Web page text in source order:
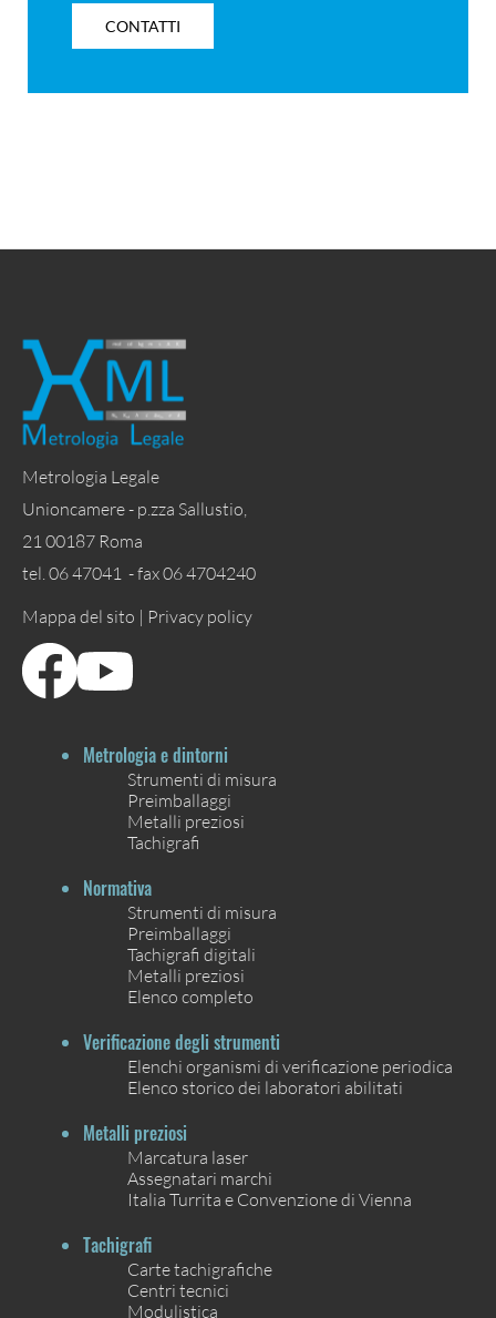
CONTATTI
Metrologia Legale
Unioncamere - p.zza Sallustio,
21 00187 Roma
tel. 06 47041 - fax 06 4704240
Mappa del sito | Privacy policy
Metrologia e dintorni
Strumenti di misura
Preimballaggi
Metalli preziosi
Tachigrafi
Normativa
Strumenti di misura
Preimballaggi
Tachigrafi digitali
Metalli preziosi
Elenco completo
Verificazione degli strumenti
Elenchi organismi di verificazione periodica
Elenco storico dei laboratori abilitati
Metalli preziosi
Marcatura laser
Assegnatari marchi
Italia Turrita e Convenzione di Vienna
Tachigrafi
Carte tachigrafiche
Centri tecnici
Modulistica